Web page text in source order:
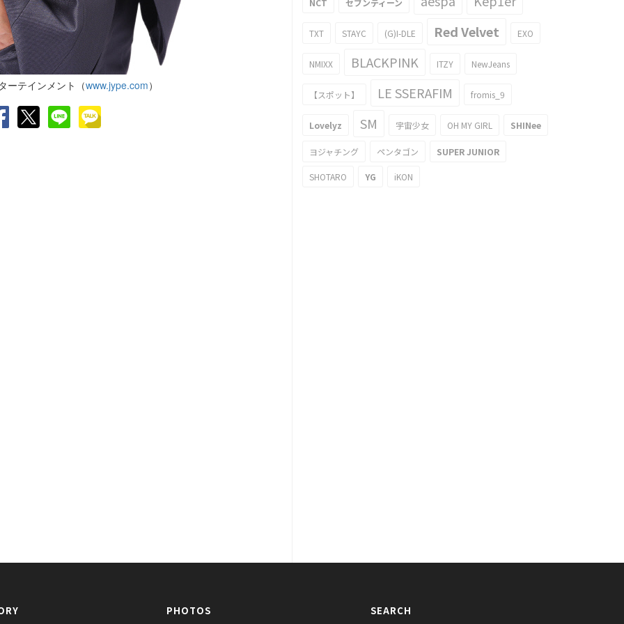
ーテインメント（www.jype.com）
NCT セブンティーン
TXT STAYC (G)I-DLE Red Velvet EXO
NMIXX BLACKPINK ITZY NewJeans
【スポット】 LE SSERAFIM fromis_9
Lovelyz SM 宇宙少女 OH MY GIRL SHINee
ヨジャチング ペンタゴン SUPER JUNIOR
SHOTARO YG iKON
PHOTOS SEARCH